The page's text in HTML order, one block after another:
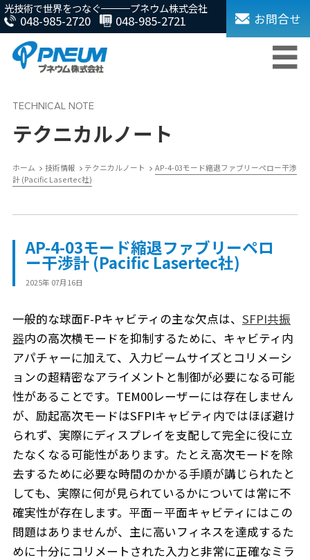
光技術で世界をつなぐ プネウム株式会社
048-985-2720 048-985-2721 お問合せ
テクニカルノート
ホーム 技術情報 テクニカルノート
AP-4-03モード縮退ファブリーペロー干渉
計 (Pacific Lasertec社)
AP-4-03モード縮退ファブリーペロ
ー干渉計 (Pacific Lasertec社)
2025年 07月16日
一般的な球面F-Pキャビティの主な欠点は、 SFPI共振
器内の高次横モードを抑制するために、キャビティ内
アパチャーに加えて、入力ビームサイズとコリメーシ
ョンの超精密なアライメントと制御が必要になる可能
性があることです。TEM00レーザーには存在しません
が、励起高次モードはSFPIキャビティ内ではほぼ避け
られず、実際にディスプレイを支配して完全に役に立
たなくなる可能性があります。たとえ高次モードを除
去するために必要な時間のかかる手順が講じられたと
しても、実際に何が見られているかについては常に不
確実性が存在します。平面－平面キャビティにはこの
問題はありませんが、主に高いフィネスを達成するた
めに十分にコリメートされた入力と非常に正確なミラ